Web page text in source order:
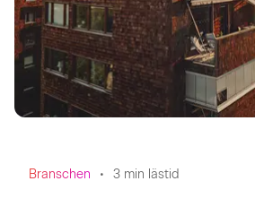
Branschen 3 min lästid